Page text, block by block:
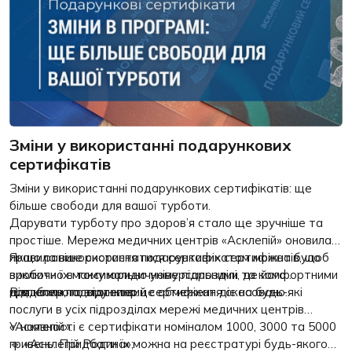
Зміни у використанні подарункових
сертифікатів
Зміни у використанні подарункових сертифікатів: ще
більше свободи для вашої турботи.
Дарувати турботу про здоров’я стало ще зручніше та
простіше. Мережа медичних центрів «Асклепій» оновила
правила використання подарункових сертифікатів, щоб
зробити їх максимально універсальними та комфортними
для кожного власника.
Якщо раніше скористатися сертифікатом можна було
виключно в тому юридичному підрозділі, де його
придбали, то відтепер це обмеження скасовано.
Відтепер подарунковий сертифікат діє на будь-які
послуги в усіх підрозділах мережі медичних центрів
«Асклепій»:
🔹 «Асклепій Родина»;
У наявності є сертифікати номіналом 1000, 3000 та 5000
гривень. Придбати їх можна на реєстратурі будь-якого